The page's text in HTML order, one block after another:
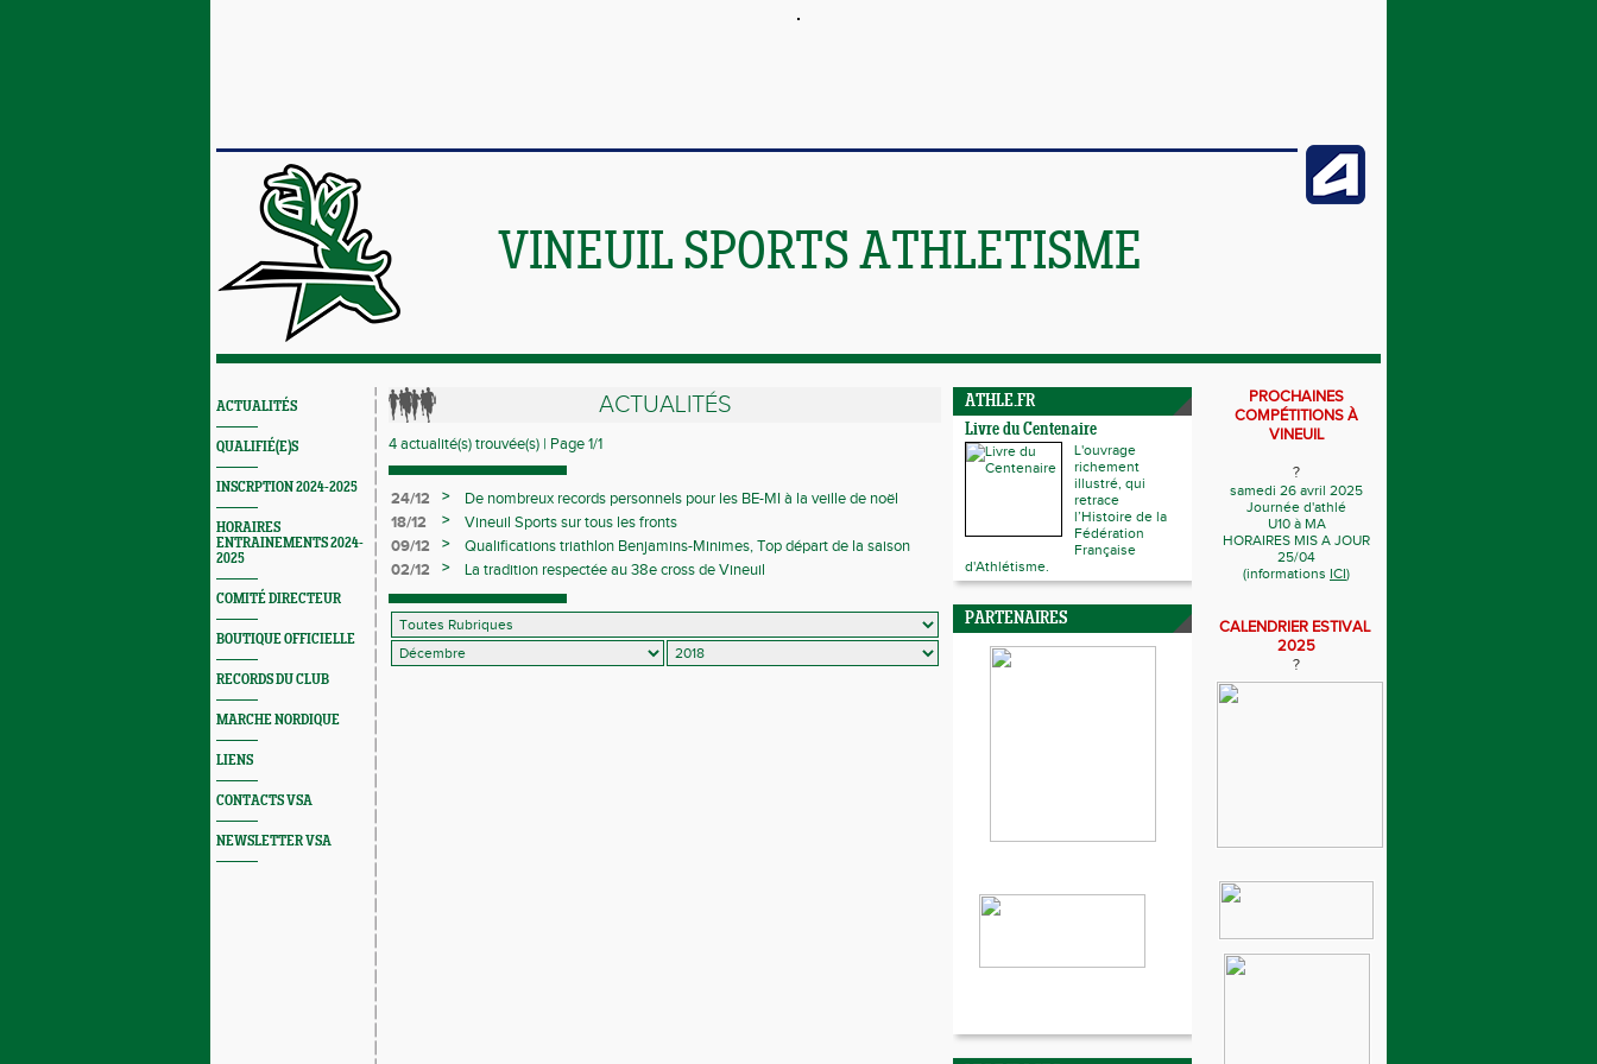
VINEUIL SPORTS ATHLETISME
ACTUALITÉS
QUALIFIÉ(E)S
INSCRPTION 2024-2025
HORAIRES
ENTRAINEMENTS 2024-
2025
COMITÉ DIRECTEUR
BOUTIQUE OFFICIELLE
RECORDS DU CLUB
MARCHE NORDIQUE
LIENS
CONTACTS VSA
NEWSLETTER VSA
ACTUALITÉS
4 actualité(s) trouvée(s) | Page 1/1
24/12 >
De nombreux records personnels pour les BE-MI à la veille de noël
18/12
>
Vineuil Sports sur tous les fronts
09/12
>
Qualifications triathlon Benjamins-Minimes, Top départ de la saison
Indoor
02/12 > La tradition respectée au 38e cross de Vineuil
ATHLE.FR
Livre du Centenaire
L'ouvrage
richement
illustré, qui
retrace
l’Histoire de la
Fédération
Française
d'Athlétisme.
PARTENAIRES
PROCHAINES
COMPÉTITIONS À
VINEUIL
?
samedi 26 avril 2025
Journée d'athlé
U10 à MA
HORAIRES MIS A JOUR
25/04
(informations ICI)
CALENDRIER ESTIVAL
2025
?